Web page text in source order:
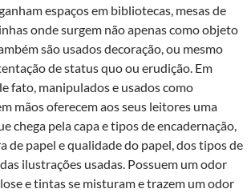
espaços em bibliotecas, mesas de
onde surgem não apenas como objeto
são usados decoração, ou mesmo
de status quo ou erudição. Em
fato, manipulados e usados como
mãos oferecem aos seus leitores uma
chega pela capa e tipos de encadernação,
de papel e qualidade do papel, dos tipos de
ilustrações usadas. Possuem um odor
e tintas se misturam e trazem um odor